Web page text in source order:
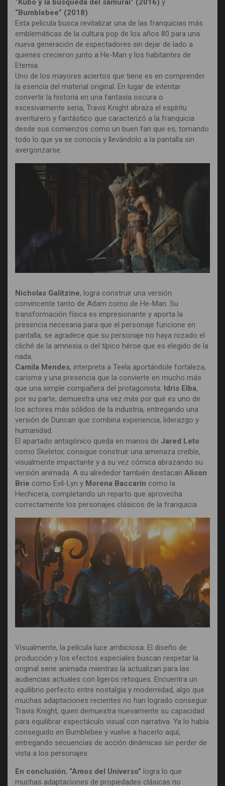
“Kubo y la búsqueda del samurái” (2016) y
“Bumblebee” (2018).
Esta pelicula busca revitalizar una de las franquicias más
emblemáticas de la cultura pop de los años 80 para una
nueva generación de espectadores sin dejar de lado a
quienes crecieron junto a He-Man y los habitantes de
Eternia.
Uno de los mayores aciertos que tiene es en comprender
la esencia del material original. En lugar de intentar
convertir la historia en una fantasía oscura o
excesivamente seria, Travis Knight abraza el espíritu
aventurero y fantástico que caracterizó a la franquicia
desde sus comienzos como un buen fan que es; tomando
todo lo que ya se conocía y llevándolo a la pantalla sin
avergonzarse.
Nicholas Galitzine, logra construir una versión
convincente tanto de Adam como de He-Man. Su
transformación física es impresionante y aporta la
presencia necesaria para que el personaje funcione en
pantalla, se agradece que su personaje no haya rozado el
cliché de la amnesia o del típico héroe que es elegido de la
nada.
Camila Mendes, interpreta a Teela aportándole fortaleza,
carisma y una presencia que la convierte en mucho más
que una simple compañera del protagonista. Idris Elba,
por su parte, demuestra una vez más por qué es uno de
los actores más sólidos de la industria, entregando una
versión de Duncan que combina experiencia, liderazgo y
humanidad.
El apartado antagónico queda en manos de Jared Leto
como Skeletor, consigue construir una amenaza creíble,
visualmente impactante y a su vez cómica abrazando su
versión animada. A su alrededor también destacan Alison
Brie como Evil-Lyn y Morena Baccarin como la
Hechicera, completando un reparto que aprovecha
correctamente los personajes clásicos de la franquicia.
Visualmente, la película luce ambiciosa. El diseño de
producción y los efectos especiales buscan respetar la
original serie animada mientras la actualizan para las
audiencias actuales con ligeros retoques. Encuentra un
equilibrio perfecto entre nostalgia y modernidad, algo que
muchas adaptaciones recientes no han logrado conseguir.
Travis Knight, quien demuestra nuevamente su capacidad
para equilibrar espectáculo visual con narrativa. Ya lo había
conseguido en Bumblebee y vuelve a hacerlo aquí,
entregando secuencias de acción dinámicas sin perder de
vista a los personajes.
En conclusión, “Amos del Universo” logra lo que
muchas adaptaciones de propiedades clásicas no